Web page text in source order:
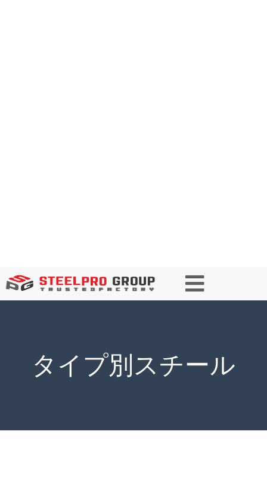
タイプ別スチール